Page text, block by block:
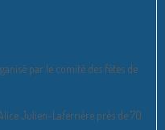
par le comité des fêtes de
Julien-Laferrière près de 70